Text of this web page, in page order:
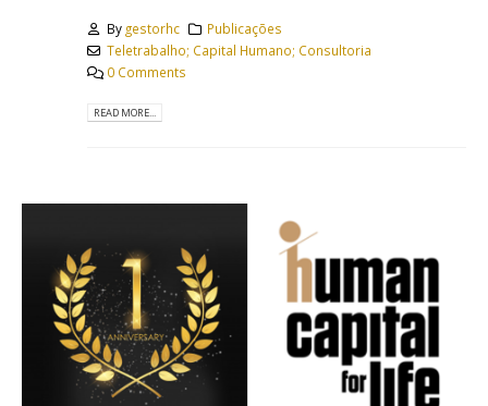
By gestorhc
Publicações
Teletrabalho; Capital Humano; Consultoria
0 Comments
READ MORE...